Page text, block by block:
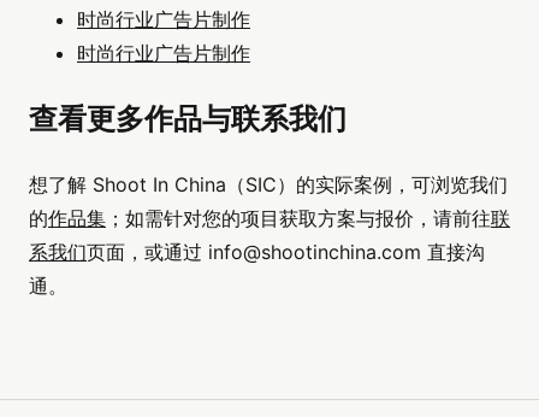
时尚行业广告片制作
时尚行业广告片制作
查看更多作品与联系我们
想了解 Shoot In China（SIC）的实际案例，可浏览我们
的作品集 ；如需针对您的项目获取方案与报价，请前往联
系我们页面，或通过 info@shootinchina.com 直接沟
通。